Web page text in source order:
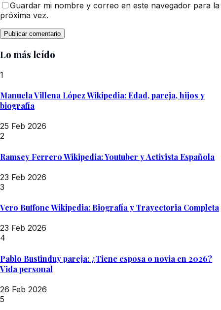
Guardar mi nombre y correo en este navegador para la
próxima vez.
Lo más leído
1
Manuela Villena López Wikipedia: Edad, pareja, hijos y
biografía
25 Feb 2026
2
Ramsey Ferrero Wikipedia: Youtuber y Activista Española
23 Feb 2026
3
Vero Buffone Wikipedia: Biografía y Trayectoria Completa
23 Feb 2026
4
Pablo Bustinduy pareja: ¿Tiene esposa o novia en 2026?
Vida personal
26 Feb 2026
5